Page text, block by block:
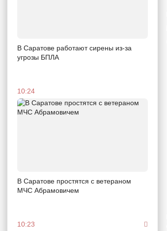
В Саратове работают сирены из-за
угрозы БПЛА
10:24
В Саратове простятся с ветераном
МЧС Абрамовичем
10:23